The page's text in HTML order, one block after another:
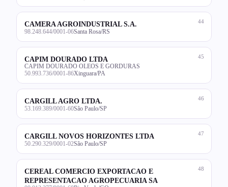
44
CAMERA AGROINDUSTRIAL S.A.
98.248.644/0001-06Santa Rosa/RS
45
CAPIM DOURADO LTDA
CAPIM DOURADO OLEOS E GORDURAS
50.993.736/0001-86Xinguara/PA
46
CARGILL AGRO LTDA.
53.169.389/0001-60São Paulo/SP
47
CARGILL NOVOS HORIZONTES LTDA
50.290.329/0001-02São Paulo/SP
48
CEREAL COMERCIO EXPORTACAO E
REPRESENTACAO AGROPECUARIA SA